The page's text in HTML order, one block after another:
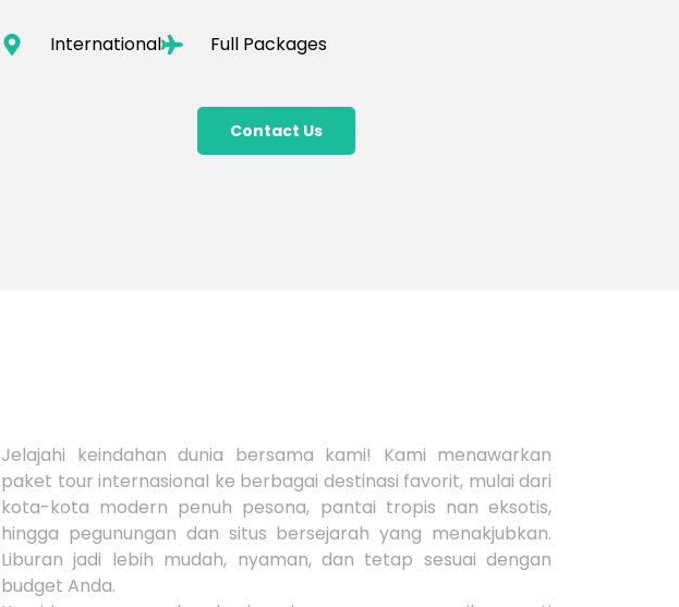
International Full Packages
Contact Us
Jelajahi keindahan dunia bersama kami! Kami menawarkan
paket tour internasional ke berbagai destinasi favorit, mulai dari
kota-kota modern penuh pesona, pantai tropis nan eksotis,
hingga pegunungan dan situs bersejarah yang menakjubkan.
Liburan jadi lebih mudah, nyaman, dan tetap sesuai dengan
budget Anda.